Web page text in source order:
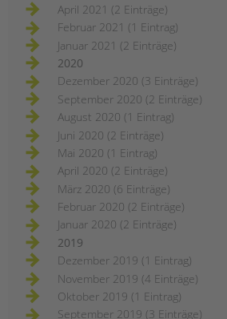
April 2021 (2 Einträge)
Februar 2021 (1 Eintrag)
Januar 2021 (2 Einträge)
2020
Dezember 2020 (3 Einträge)
September 2020 (2 Einträge)
August 2020 (1 Eintrag)
Juni 2020 (2 Einträge)
Mai 2020 (1 Eintrag)
April 2020 (2 Einträge)
März 2020 (6 Einträge)
Februar 2020 (2 Einträge)
Januar 2020 (2 Einträge)
2019
Dezember 2019 (1 Eintrag)
November 2019 (4 Einträge)
Oktober 2019 (1 Eintrag)
September 2019 (3 Einträge)